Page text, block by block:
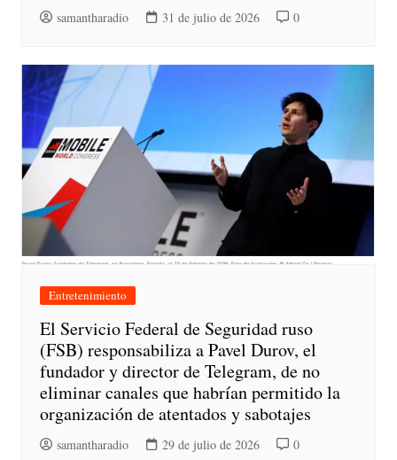
samantharadio 31 de julio de 2026 0
Entretenimiento
El Servicio Federal de Seguridad ruso
(FSB) responsabiliza a Pavel Durov, el
fundador y director de Telegram, de no
eliminar canales que habrían permitido la
organización de atentados y sabotajes
samantharadio 29 de julio de 2026 0